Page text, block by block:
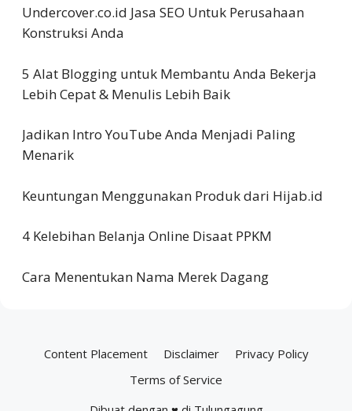
Undercover.co.id Jasa SEO Untuk Perusahaan
Konstruksi Anda
5 Alat Blogging untuk Membantu Anda Bekerja
Lebih Cepat & Menulis Lebih Baik
Jadikan Intro YouTube Anda Menjadi Paling
Menarik
Keuntungan Menggunakan Produk dari Hijab.id
4 Kelebihan Belanja Online Disaat PPKM
Cara Menentukan Nama Merek Dagang
Content Placement Disclaimer
Privacy Policy
Terms of Service